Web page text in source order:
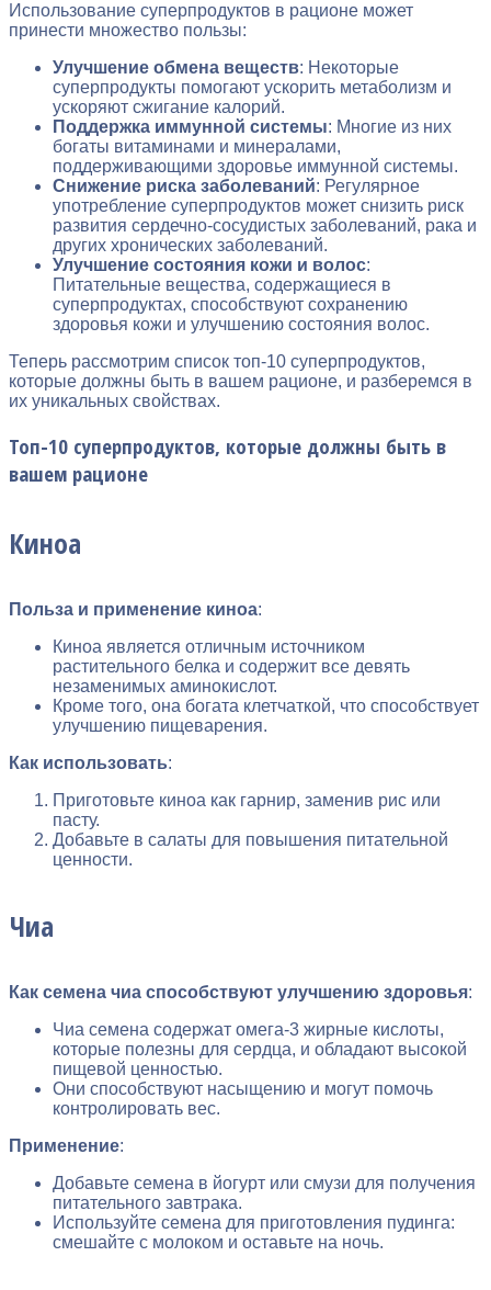
Использование суперпродуктов в рационе может
принести множество пользы:
Улучшение обмена веществ: Некоторые
суперпродукты помогают ускорить метаболизм и
ускоряют сжигание калорий.
Поддержка иммунной системы: Многие из них
богаты витаминами и минералами,
поддерживающими здоровье иммунной системы.
Снижение риска заболеваний: Регулярное
употребление суперпродуктов может снизить риск
развития сердечно-сосудистых заболеваний, рака и
других хронических заболеваний.
Улучшение состояния кожи и волос:
Питательные вещества, содержащиеся в
суперпродуктах, способствуют сохранению
здоровья кожи и улучшению состояния волос.
Теперь рассмотрим список топ-10 суперпродуктов,
которые должны быть в вашем рационе, и разберемся в
их уникальных свойствах.
Топ-10 суперпродуктов, которые должны быть в
вашем рационе
Киноа
Польза и применение киноа:
Киноа является отличным источником
растительного белка и содержит все девять
незаменимых аминокислот.
Кроме того, она богата клетчаткой, что способствует
улучшению пищеварения.
Как использовать:
Приготовьте киноа как гарнир, заменив рис или
пасту.
Добавьте в салаты для повышения питательной
ценности.
Чиа
Как семена чиа способствуют улучшению здоровья:
Чиа семена содержат омега-3 жирные кислоты,
которые полезны для сердца, и обладают высокой
пищевой ценностью.
Они способствуют насыщению и могут помочь
контролировать вес.
Применение:
Добавьте семена в йогурт или смузи для получения
питательного завтрака.
Используйте семена для приготовления пудинга:
смешайте с молоком и оставьте на ночь.